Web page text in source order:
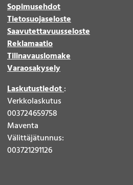
Sopimusehdot
Tietosuojaseloste
Saavutettavuusseloste
Reklamaatio
Tilinavauslomake
Varaosakysely
Laskutustiedot:
Verkkolaskutus
003724659758
Maventa
Välittäjätunnus:
003721291126